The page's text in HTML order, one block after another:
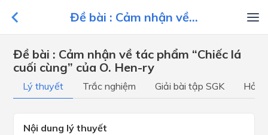
Đề bài : Cảm nhận về...
Đề bài : Cảm nhận về tác phẩm “Chiếc lá
cuối cùng” của O. Hen-ry
Lý thuyết Trắc nghiệm Giải bài tập SGK Hỏi
Nội dung lý thuyết